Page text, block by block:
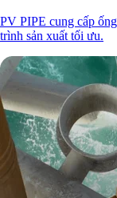
PV PIPE cung cấp
trình sản xuất tối ưu.